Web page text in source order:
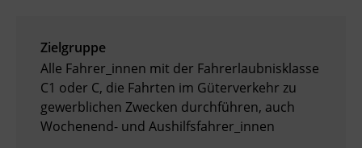
Zielgruppe
Alle Fahrer_innen mit der Fahrerlaubnisklasse
C1 oder C, die Fahrten im Güterverkehr zu
gewerblichen Zwecken durchführen, auch
Wochenend- und Aushilfsfahrer_innen